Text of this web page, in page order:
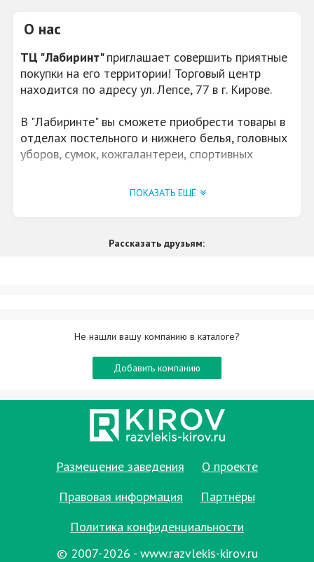
О нас
ТЦ "Лабиринт"приглашает совершить приятные
покупки на его территории! Торговый центр
находится по адресу ул. Лепсе, 77 в г. Кирове.
В "Лабиринте" вы сможете приобрести товары в
отделах постельного и нижнего белья, головных
уборов, сумок, кожгалантереи, спортивных
пластиковых окон, игрушек, инструментов и
ПОКАЗАТЬ ЕЩЁ
Рассказать друзьям:
Не нашли вашу компанию в каталоге?
Добавить компанию
Размещение заведения
О проекте
Правовая информация
Партнёры
Политика конфиденциальности
© 2007-2026 - www.razvlekis-kirov.ru